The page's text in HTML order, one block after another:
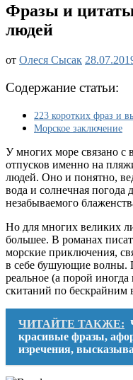
Фразы и
людей
от Олеся Сысак
Содержание статьи:
223 коротких фраз и
Морское заключение
У многих море связано с
отпусков именно на
людей. Оно и понятно,
вода и солнечная погода
незабываемого
Но для многих великих
большее. В романах
морские приключения,
в себе бушующие волны.
реальное (а порой
скитаний по бескрайним
ЧИТАЙТЕ ТАКЖЕ:
красивые фразы,
изречения,